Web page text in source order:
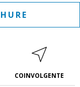
COINVOLGENTE